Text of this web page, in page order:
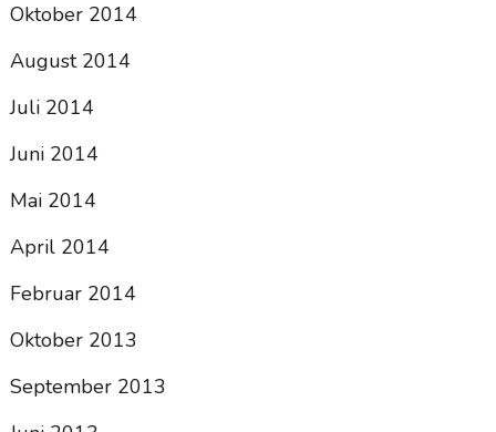
Oktober 2014
August 2014
Juli 2014
Juni 2014
Mai 2014
April 2014
Februar 2014
Oktober 2013
September 2013